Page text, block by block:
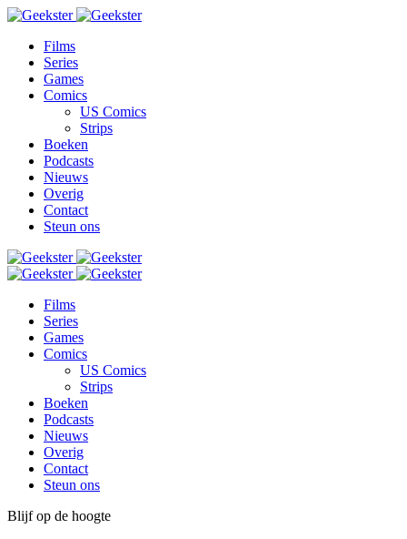
Films
Series
Games
Comics
US Comics
Strips
Boeken
Podcasts
Nieuws
Overig
Contact
Steun ons
Films
Series
Games
Comics
US Comics
Strips
Boeken
Podcasts
Nieuws
Overig
Contact
Steun ons
Blijf op de hoogte